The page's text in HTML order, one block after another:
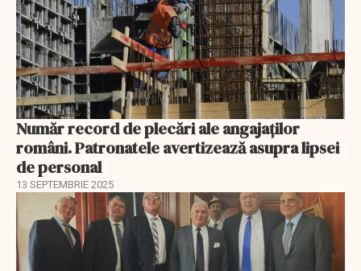
Număr record de plecări ale angajaților
români. Patronatele avertizează asupra lipsei
de personal
13 SEPTEMBRIE 2025